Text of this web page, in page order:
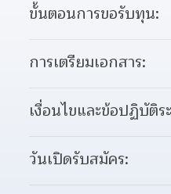
ขั้นตอนการขอรับทุน:
การเตรียมเอกสาร:
เงื่อนไขและข้อปฏิบัติ
วันเปิดรับสมัคร: